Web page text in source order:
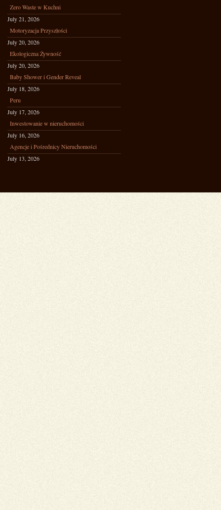
Zero Waste w Kuchni
July 21, 2026
Motoryzacja Przyszłości
July 20, 2026
Ekologiczna Żywność
July 20, 2026
Baby Shower i Gender Reveal
July 18, 2026
Peru
July 17, 2026
Inwestowanie w nieruchomości
July 16, 2026
Agencje i Pośrednicy Nieruchomości
July 13, 2026